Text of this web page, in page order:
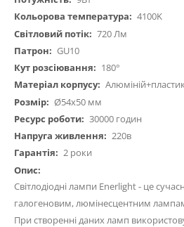
4100K
720 Лм
GU10
180°
Ø54х50 мм
30000 годин
220в
2 роки
Світлодіодні лампи Enerlight - це
галогеновим, люмінесцентним
При створенні даних ламп